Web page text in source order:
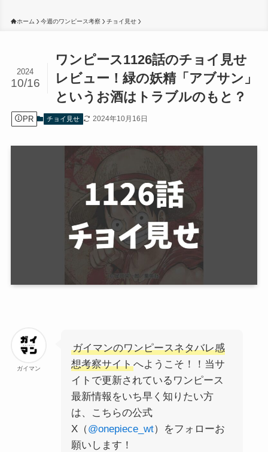
ホーム 今週のワンピース考察 チョイ見せ
ワンピース1126話のチョイ見せ
レビュー！緑の妖精「アブサン」
というお酒はトラブルのもと？
2024
10/16
PR チョイ見せ 2024年10月16日
ガイマン
ガイマンのワンピースネタバレ感
想考察サイトへようこそ！！当サ
イトで更新されているワンピース
最新情報をいち早く知りたい方
は、こちらの公式
X（@onepiece_wt）をフォローお
願いします！